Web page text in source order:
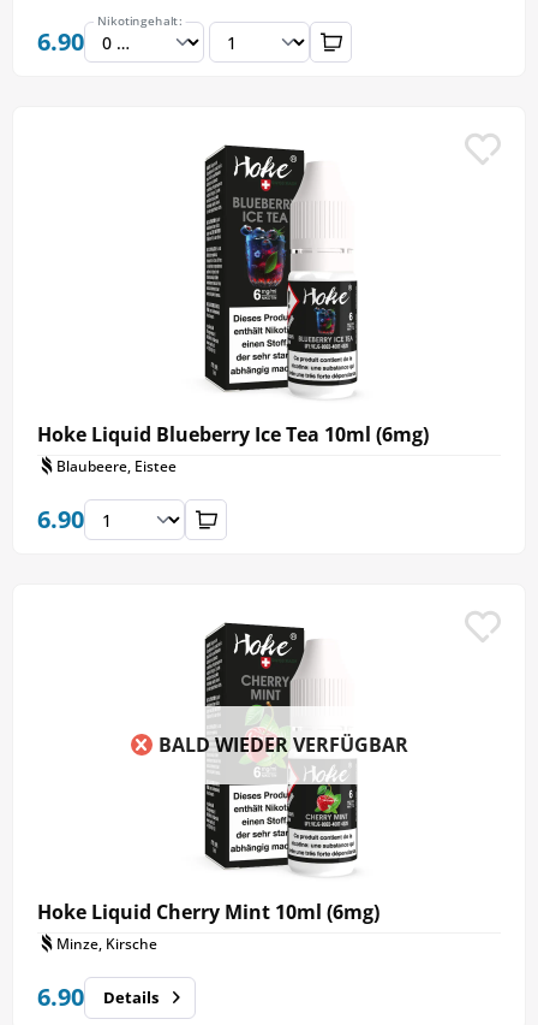
6.90
Nikotingehalt:
Hoke Liquid Blueberry Ice Tea 10ml (6mg)
Blaubeere, Eistee
6.90
BALD WIEDER VERFÜGBAR
Hoke Liquid Cherry Mint 10ml (6mg)
Minze, Kirsche
6.90 Details